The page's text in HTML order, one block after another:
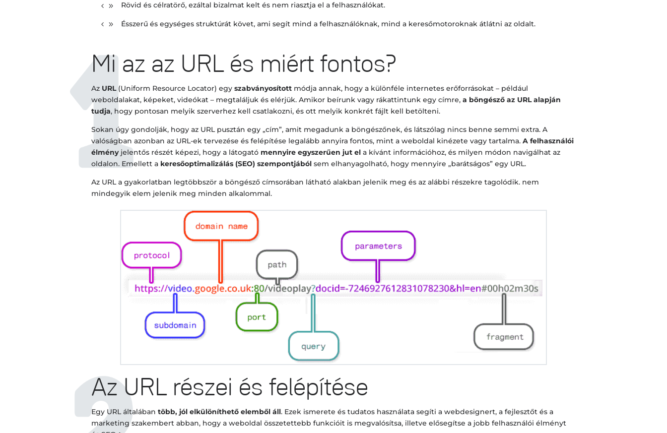
Rövid és célratörő, ezáltal bizalmat kelt és nem riasztja el a felhasználókat.
Ésszerű és egységes struktúrát követ, ami segít mind a felhasználóknak, mind a keresőmotoroknak átlátni az oldalt.
Mi az az URL és miért fontos?
Az URL(Uniform Resource Locator) egyszabványosított módja annak, hogy a különféle internetes erőforrásokat – például
weboldalakat, képeket, videókat – megtaláljuk és elérjük. Amikor beírunk vagy rákattintunk egy címre,a böngésző az URL alapján
tudja, hogy pontosan melyik szerverhez kell csatlakozni, és ott melyik konkrét fájlt kell betölteni.
Sokan úgy gondolják, hogy az URL pusztán egy „cím”, amit megadunk a böngészőnek, és látszólag nincs benne semmi extra. A
valóságban azonban az URL-ek tervezése és felépítése legalább annyira fontos, mint a weboldal kinézete vagy tartalma.A felhasználói
élményjelentős részét képezi, hogy a látogató mennyire egyszerűen jut el a kívánt információhoz, és milyen módon navigálhat az
oldalon. Emellett a keresőoptimalizálás (SEO) szempontjából sem elhanyagolható, hogy mennyire „barátságos” egy URL.
Az URL a gyakorlatban legtöbbször a böngésző címsorában látható alakban jelenik meg és az alábbi részekre tagolódik. nem
mindegyik elem jelenik meg minden alkalommal.
Az URL részei és felépítése
Egy URL általábantöbb, jól elkülöníthető elemből áll. Ezek ismerete és tudatos használata segíti a webdesignert, a fejlesztőt és a
marketing szakembert abban, hogy a weboldal összetettebb funkcióit is megvalósítsa, illetve elősegítse a jobb felhasználói élményt